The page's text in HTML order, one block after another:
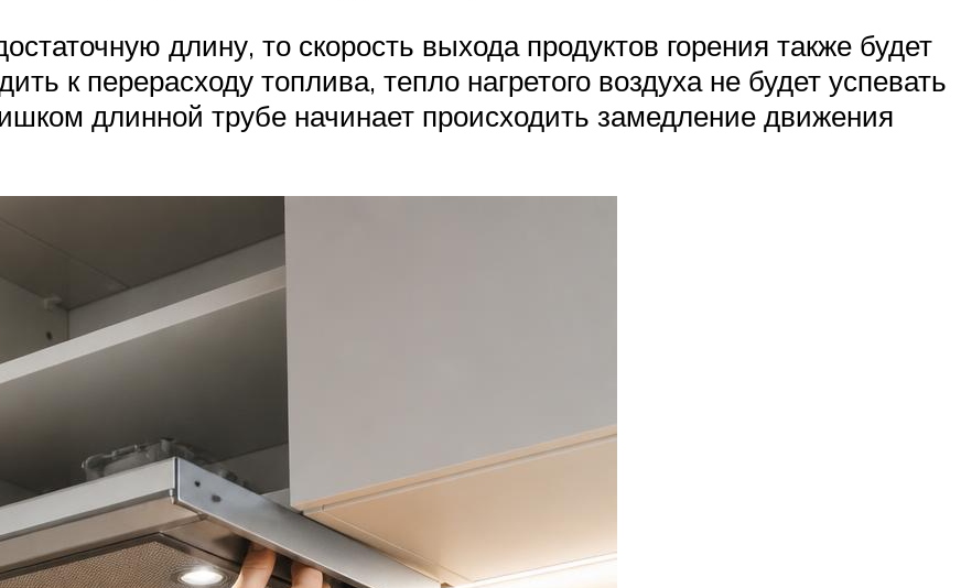
длину, то скорость выхода продуктов горения также будет
к перерасходу топлива, тепло нагретого воздуха не будет успевать
длинной трубе начинает происходить замедление движения